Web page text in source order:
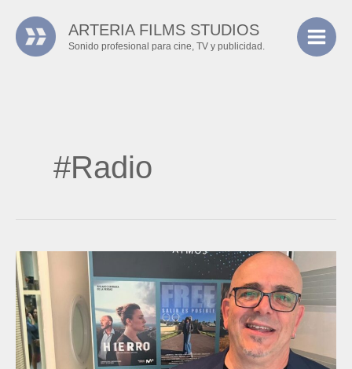
contenido
ARTERIA FILMS STUDIOS
Sonido profesional para cine, TV y publicidad.
#Radio
La
inauguración
de
Arteria
Films